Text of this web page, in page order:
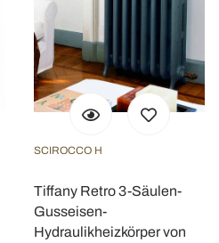
SCIROCCO H
Tiffany Retro 3-Säulen-
Gusseisen-
Hydraulikheizkörper von